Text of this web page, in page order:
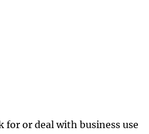
for or deal with business use